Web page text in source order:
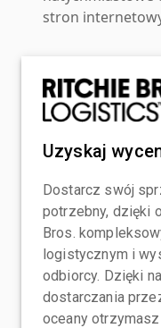
stron
Uzyskaj
Dostarcz swój
potrzebny, dzięki
Bros.
logistycznym i
odbiorcy. Dzięki
dostarczania
oceany